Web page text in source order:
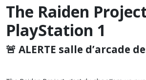
The Raiden
PlayStation 1
🚨 ALERTE salle d’arcade